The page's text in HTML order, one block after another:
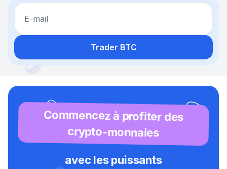
E-mail
Trader BTC
Commencez à profiter des
crypto-monnaies
avec les puissants